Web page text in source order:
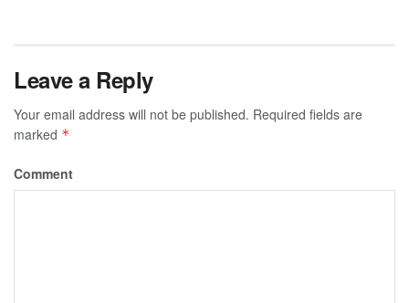
Leave a Reply
Your email address will not be published. Required fields are
marked *
Comment